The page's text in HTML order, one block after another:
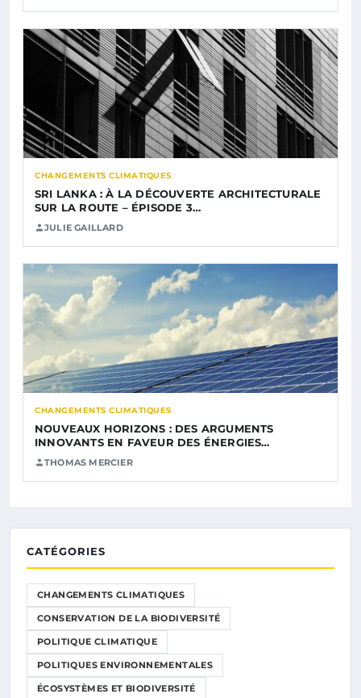
CHANGEMENTS CLIMATIQUES
SRI LANKA : À LA DÉCOUVERTE ARCHITECTURALE
SUR LA ROUTE – ÉPISODE 3…
JULIE GAILLARD
CHANGEMENTS CLIMATIQUES
NOUVEAUX HORIZONS : DES ARGUMENTS
INNOVANTS EN FAVEUR DES ÉNERGIES…
THOMAS MERCIER
CATÉGORIES
CHANGEMENTS CLIMATIQUES
CONSERVATION DE LA BIODIVERSITÉ
POLITIQUE CLIMATIQUE
POLITIQUES ENVIRONNEMENTALES
ÉCOSYSTÈMES ET BIODIVERSITÉ